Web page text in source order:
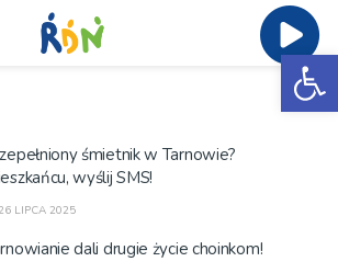
śmietnik w Tarnowie?
wyślij SMS!
LIPCA 2025
dali drugie życie choinkom!